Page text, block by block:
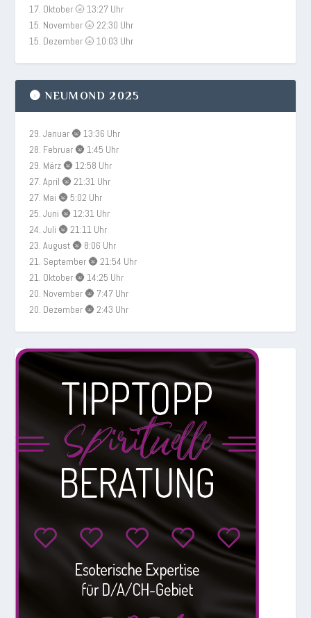
17. Oktober 🌝 13:27 Uhr
15. November 🌝 22:30 Uhr
15. Dezember 🌝 10:03 Uhr
🌚 NEUMOND 2025
29. Januar 🌚 13:36 Uhr
28. Februar 🌚 1:45 Uhr
29. März 🌚 12:58 Uhr
27. April 🌚 21:31 Uhr
27. Mai 🌚 5:02 Uhr
25. Juni 🌚 12:31 Uhr
24. Juli 🌚 21:11 Uhr
23. August 🌚 8:06 Uhr
21. September 🌚 21:54 Uhr
21. Oktober 🌚 14:25 Uhr
20. November 🌚 7:47 Uhr
20. Dezember 🌚 2:43 Uhr